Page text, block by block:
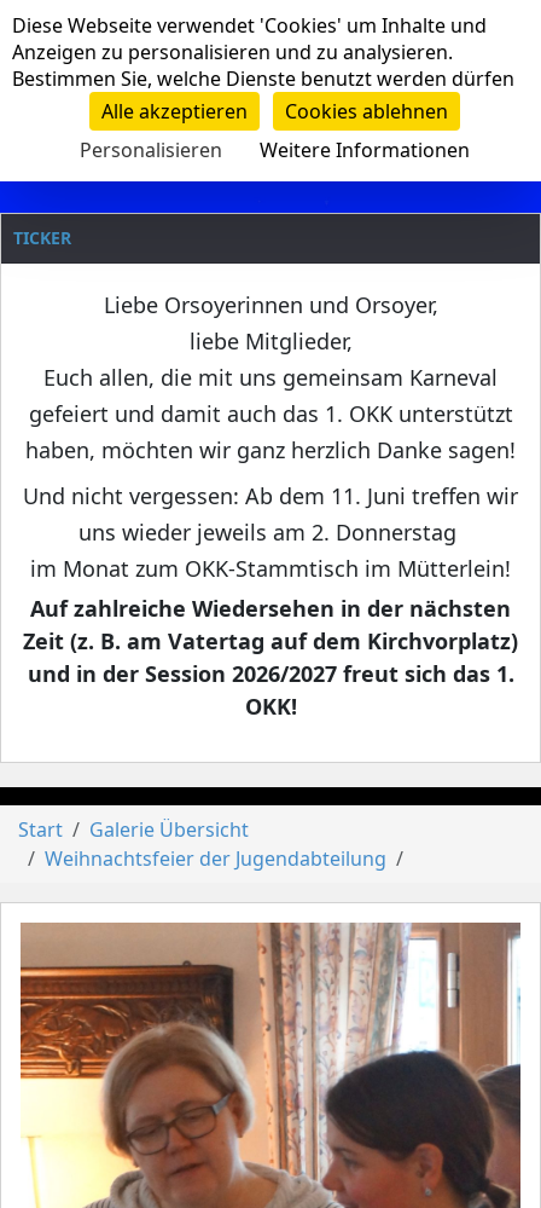
Navigation
Clanname
TICKER
Liebe Orsoyerinnen und Orsoyer,
liebe Mitglieder,
Euch allen, die mit uns gemeinsam Karneval
gefeiert und damit auch das 1. OKK unterstützt
haben, möchten wir ganz herzlich Danke sagen!
Und nicht vergessen: Ab dem 11. Juni treffen wir
uns wieder jeweils am 2. Donnerstag
im Monat zum OKK-Stammtisch im Mütterlein!
Auf zahlreiche Wiedersehen in der nächsten
Zeit (z. B. am Vatertag auf dem Kirchvorplatz)
und in der Session 2026/2027 freut sich das 1.
OKK!
Start
Galerie Übersicht
Weihnachtsfeier der Jugendabteilung
Cookie-Einstellungen
Diese Webseite verwendet 'Cookies' um Inhalte und
Anzeigen zu personalisieren und zu analysieren.
Bestimmen Sie, welche Dienste benutzt werden dürfen
Alle akzeptieren
Cookies ablehnen
Personalisieren
Weitere Informationen